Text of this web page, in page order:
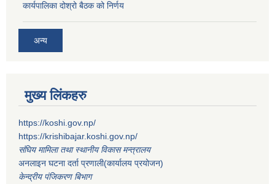
कार्यपालिका दोश्रो बैठक को निर्णय
अन्य
मुख्य लिंकहरु
https://koshi.gov.np/
https://krishibajar.koshi.gov.np/
संघिय मामिला तथा स्थानीय विकास मन्त्रालय
अनलाइन घटना दर्ता प्रणाली(कार्यालय प्रयोजन)
केन्द्रीय पंजिकरण बिभाग